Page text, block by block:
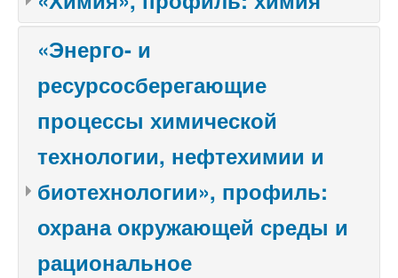
«Энерго- и
ресурсосберегающие
процессы химической
технологии, нефтехимии и
биотехнологии», профиль:
охрана окружающей среды и
рациональное